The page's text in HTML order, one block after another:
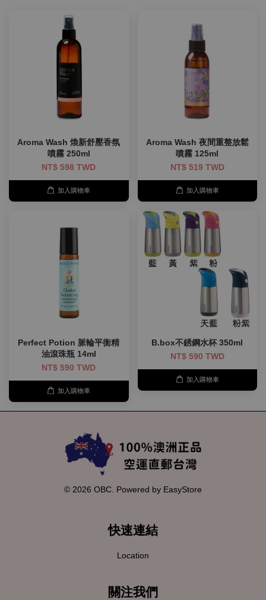
Aroma Wash 煥新舒壓香氛
噴霧 250ml
NT$ 598 TWD
加入購物車
Aroma Wash 夜間重整放鬆
噴霧 125ml
NT$ 519 TWD
加入購物車
Perfect Potion 脈輪平衡精
油滾珠瓶 14ml
NT$ 590 TWD
加入購物車
B.box不銹鋼水杯 350ml
NT$ 590 TWD
加入購物車
© 2026 OBC. Powered by EasyStore
快速連結
Location
關注我們